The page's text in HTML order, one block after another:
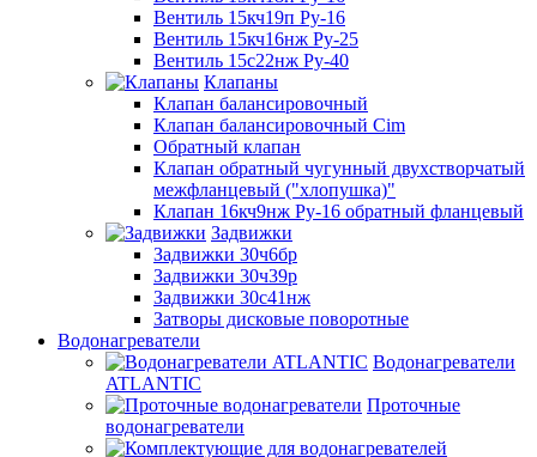
Вентиль 15кч19п Ру-16
Вентиль 15кч16нж Ру-25
Вентиль 15с22нж Ру-40
Клапаны
Клапан балансировочный
Клапан балансировочный Cim
Обратный клапан
Клапан обратный чугунный двухстворчатый
межфланцевый ("хлопушка)"
Клапан 16кч9нж Ру-16 обратный фланцевый
Задвижки
Задвижки 30ч6бр
Задвижки 30ч39р
Задвижки 30с41нж
Затворы дисковые поворотные
Водонагреватели
Водонагреватели
ATLANTIC
Проточные
водонагреватели